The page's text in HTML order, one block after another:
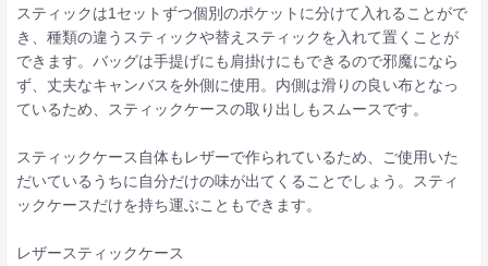
スティックは1セットずつ個別のポケットに分けて入れることがで
き、種類の違うスティックや替えスティックを入れて置くことが
できます。バッグは手提げにも肩掛けにもできるので邪魔になら
ず、丈夫なキャンバスを外側に使用。内側は滑りの良い布となっ
ているため、スティックケースの取り出しもスムースです。
スティックケース自体もレザーで作られているため、ご使用いた
だいているうちに自分だけの味が出てくることでしょう。スティ
ックケースだけを持ち運ぶこともできます。
レザースティックケース